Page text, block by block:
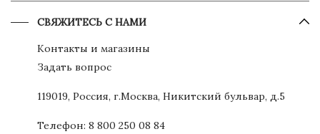
СВЯЖИТЕСЬ С НАМИ
Контакты и магазины
Задать вопрос
119019, Россия, г.Москва, Никитский бульвар, д.5
Телефон: 8 800 250 08 84